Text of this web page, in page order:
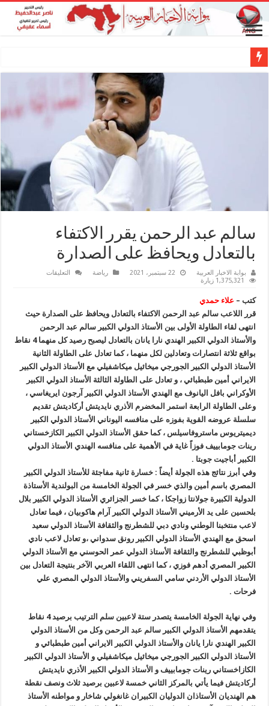
سالم عبد الرحمن يقرر الاكتفاء
بالتعادل ويحافظ على الصدارة
بوابة الاخبار العربية 22 سبتمبر، 2021 رياضة التعليقات
الاكتفاء
بالتعادل
ويحافظ
على
الصدارة
مغلقة
1,375,321 زيارة
كتب – علاء حمدي
قرر اللاعب سالم عبد الرحمن الاكتفاء بالتعادل ويحافظ على الصدارة حيث
انتهى لقاء الطاولة الأولى بين الأستاذ الدولي الكبير سالم عبد الرحمن
والأستاذ الدولي الكبير الهندي نارا يانان بالتعادل ليصبح رصيد كل منهما 4 نقاط
بواقع ثلاثة انتصارات وتعادلين لكل منهما ، كما تعادل على الطاولة الثانية
الأستاذ الدولي الكبير الجورجي ميخائيل ميكاشفيلي مع الأستاذ الدولي الكبير
الايراني أمين طبطبائي ، و تعادل على الطاولة الثالثة الأستاذ الدولي الكبير
الأوكراني بافل اليانوف مع الهندي الأستاذ الدولي الكبير آرجون ايريغاسي ،
وعلى الطاولة الرابعة استمر المخضرم الأذري نايديتش أركاديتش تقديم
سلسلة عروضه القوية بفوزه على منافسه اليوناني الأستاذ الدولي الكبير
ديميتريوس ماستروفاسيلس ، كما حقق الأستاذ الدولي الكبير الكازخستاني
رينات جومابييف فوزاً غاية في الأهمية على منافسه الهندي الأستاذ الدولي
الكبير أباجيت جوبتا .
وفي أبرز نتائج هذه الجولة أيضاً : خسارة ثانية مفاجئة للأستاذ الدولي الكبير
المصري باسم أمين والذي خسر في الجولة الخامسة من البولندية الأستاذة
الدولية الكبيرة جولانتا زواجكا ، كما خسر الجزائري الأستاذ الدولي الكبير بلال
بلحسين على يد الأرميني الأستاذ الدولي الكبير آرام هاكوبيان ، فيما تعادل
لاعب منتخبنا الوطني ونادي دبي للشطرنج والثقافة الأستاذ الدولي سعيد
اسحق مع الهندي الأستاذ الدولي الكبير رونق سدواني ،و تعادل لاعب نادي
أبوظبي للشطرنج والثقافة الأستاذ الدولي عمر الحوسني مع الأستاذ الدولي
الكبير المصري أدهم فوزي ، كما انتهى اللقاء العربي الآخر بنتيجة التعادل بين
الأستاذ الدولي الأردني سامي السفريني والأستاذ الدولي المصري علي
فرحات .
وفي نهاية الجولة الخامسة يتصدر ستة لاعبين سلم الترتيب برصيد 4 نقاط
يتقدمهم الأستاذ الدولي الكبير سالم عبد الرحمن وكل من الأستاذ الدولي
الكبير الهندي نارا يانان والأستاذ الدولي الكبير الايراني أمينطبطبائيو
الأستاذ الدولي الكبير الجورجي ميخائيل ميكاشفيلي و الأستاذ الدولي الكبير
الكازاخستاني رينات جومابييف و الأستاذ الدولي الكبير الأذري نايديتش
أركاديتش فيما يأتي بالمركز الثاني خمسة لاعبين برصيد ثلاث ونصف نقطة
هم الهنديان الأستاذان الدوليان الكبيران غانغولي شاخار و مواطنه الأستاذ